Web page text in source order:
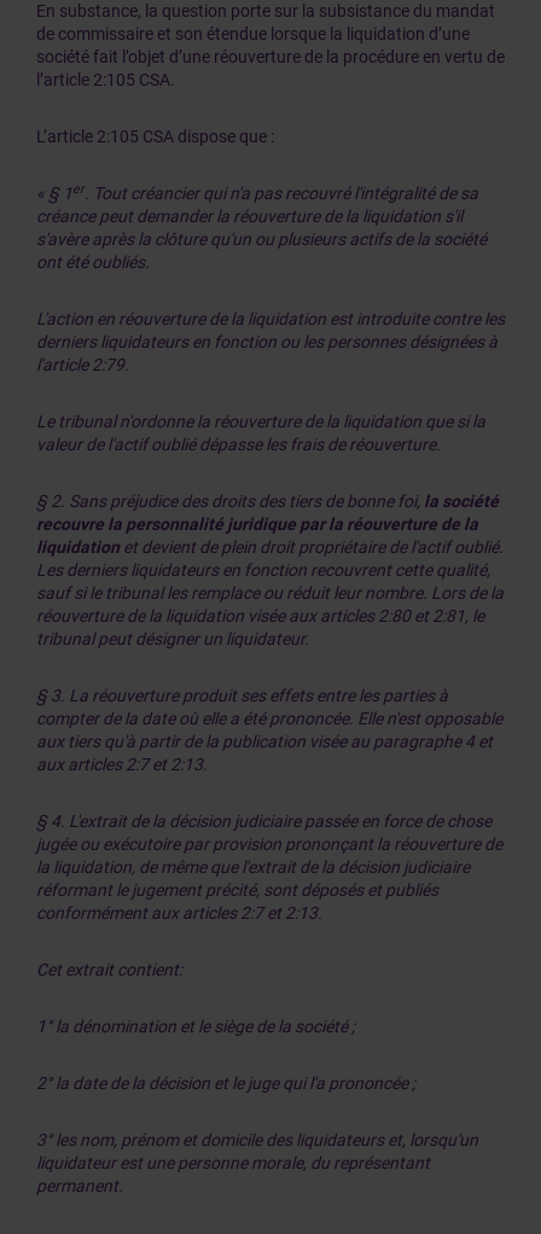
En substance, la question porte sur la subsistance du mandat
de commissaire et son étendue lorsque la liquidation d’une
société fait l’objet d’une réouverture de la procédure en vertu de
l’article 2:105 CSA.
L’article 2:105 CSA dispose que :
« § 1er. Tout créancier qui n'a pas recouvré l'intégralité de sa
créance peut demander la réouverture de la liquidation s'il
s'avère après la clôture qu'un ou plusieurs actifs de la société
ont été oubliés.
L'action en réouverture de la liquidation est introduite contre les
derniers liquidateurs en fonction ou les personnes désignées à
l'article 2:79.
Le tribunal n'ordonne la réouverture de la liquidation que si la
valeur de l'actif oublié dépasse les frais de réouverture.
§ 2. Sans préjudice des droits des tiers de bonne foi, la société
recouvre la personnalité juridique par la réouverture de la
liquidation et devient de plein droit propriétaire de l'actif oublié.
Les derniers liquidateurs en fonction recouvrent cette qualité,
sauf si le tribunal les remplace ou réduit leur nombre. Lors de la
réouverture de la liquidation visée aux articles 2:80 et 2:81, le
tribunal peut désigner un liquidateur.
§ 3. La réouverture produit ses effets entre les parties à
compter de la date où elle a été prononcée. Elle n'est opposable
aux tiers qu'à partir de la publication visée au paragraphe 4 et
aux articles 2:7 et 2:13.
§ 4. L'extrait de la décision judiciaire passée en force de chose
jugée ou exécutoire par provision prononçant la réouverture de
la liquidation, de même que l'extrait de la décision judiciaire
réformant le jugement précité, sont déposés et publiés
conformément aux articles 2:7 et 2:13.
Cet extrait contient:
1° la dénomination et le siège de la société ;
2° la date de la décision et le juge qui l'a prononcée ;
3° les nom, prénom et domicile des liquidateurs et, lorsqu'un
liquidateur est une personne morale, du représentant
permanent.